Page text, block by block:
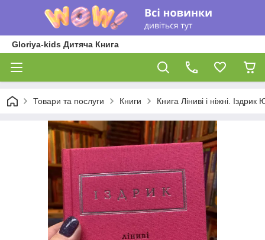
Gloriya-kids Дитяча Книга
Товари та послуги Книги Книга Ліниві і ніжні. Іздрик